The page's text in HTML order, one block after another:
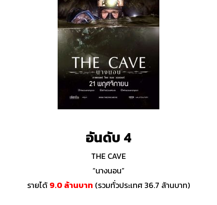
อันดับ 4
THE CAVE
“นางนอน”
รายได้ 9.0 ล้านบาท (รวมทั่วประเทศ 36.7 ล้านบาท)